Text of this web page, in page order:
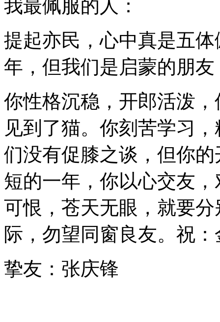
我最佩服的人：
提起亦民，心中真是五
年，但我们是启蒙的朋
你性格沉稳，开郎活泼
见到了猫。你刻苦学习
们没有促膝之谈，但你
短的一年，你以心交友
可恨，苍天无眼，就要
际，勿望同窗良友。祝
挚友：张庆锋